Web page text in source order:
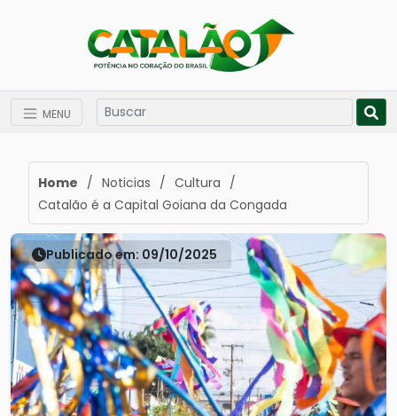
MENU
Home / Noticias / Cultura /
Catalão é a Capital Goiana da Congada
Publicado em: 09/10/2025